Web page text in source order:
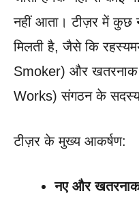
नहीं आता। टीज़र में कुछ
मिलती है, जैसे कि
Smoker) और खतरनाक
Works) संगठन के
टीज़र के मुख्य आकर्षण:
नए और